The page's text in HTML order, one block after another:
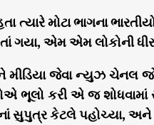
ત્યારે મોટા ભાગના
ગયા, એમ એમ લોકોની
જેવા ન્યુઝ ચેનલ
ભૂલો કરી એ જ
સુપુત્ર કેટલે પહોચ્યા,